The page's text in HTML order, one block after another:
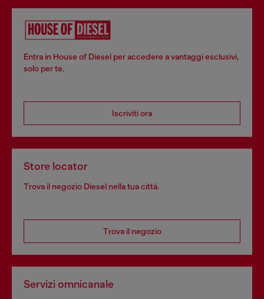
Entra in House of Diesel per accedere a vantaggi esclusivi,
solo per te.
Iscriviti ora
Store locator
Trova il negozio Diesel nella tua città.
Trova il negozio
Servizi omnicanale